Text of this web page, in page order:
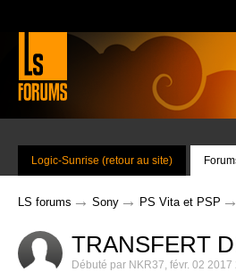
Logic-Sunrise (retour au site)
LS forums → Sony → PS Vita et PSP →
TRANSFERT
Débuté par NKR37, févr. 02 2017